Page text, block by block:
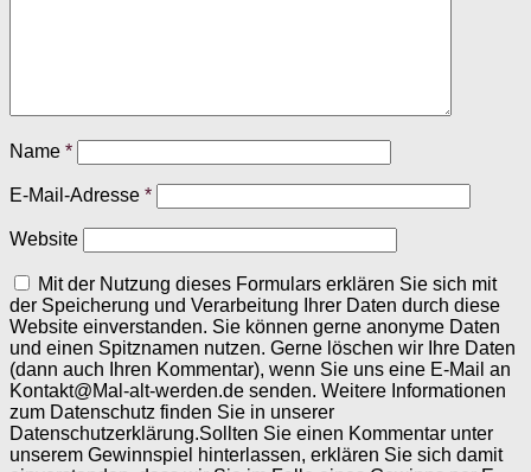
Name *
E-Mail-Adresse *
Website
Mit der Nutzung dieses Formulars erklären Sie sich mit
der Speicherung und Verarbeitung Ihrer Daten durch diese
Website einverstanden. Sie können gerne anonyme Daten
und einen Spitznamen nutzen. Gerne löschen wir Ihre Daten
(dann auch Ihren Kommentar), wenn Sie uns eine E-Mail an
Kontakt@Mal-alt-werden.de senden. Weitere Informationen
zum Datenschutz finden Sie in unserer
Datenschutzerklärung.Sollten Sie einen Kommentar unter
unserem Gewinnspiel hinterlassen, erklären Sie sich damit